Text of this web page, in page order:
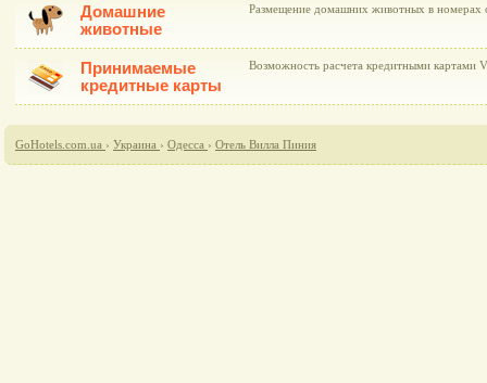
Домашние
животные
Размещение домашних животных в номерах
Принимаемые
кредитные карты
Возможность расчета кредитными картами
GoHotels.com.ua › Украина › Одесса › Отель Вилла Пиния